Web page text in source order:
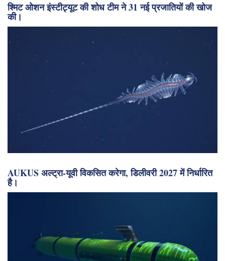
श्मिट ओशन इंस्टीट्यूट की शोध टीम ने 31 नई प्रजातियों की खोज
की।
AUKUS अल्ट्रा-यूवी विकसित करेगा, डिलीवरी 2027 में निर्धारित
है।